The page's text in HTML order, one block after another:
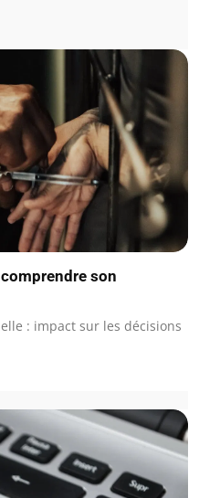
son
: impact sur les décisions